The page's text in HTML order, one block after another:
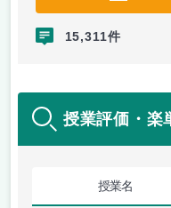
15,311件
授業評価・楽
授業名